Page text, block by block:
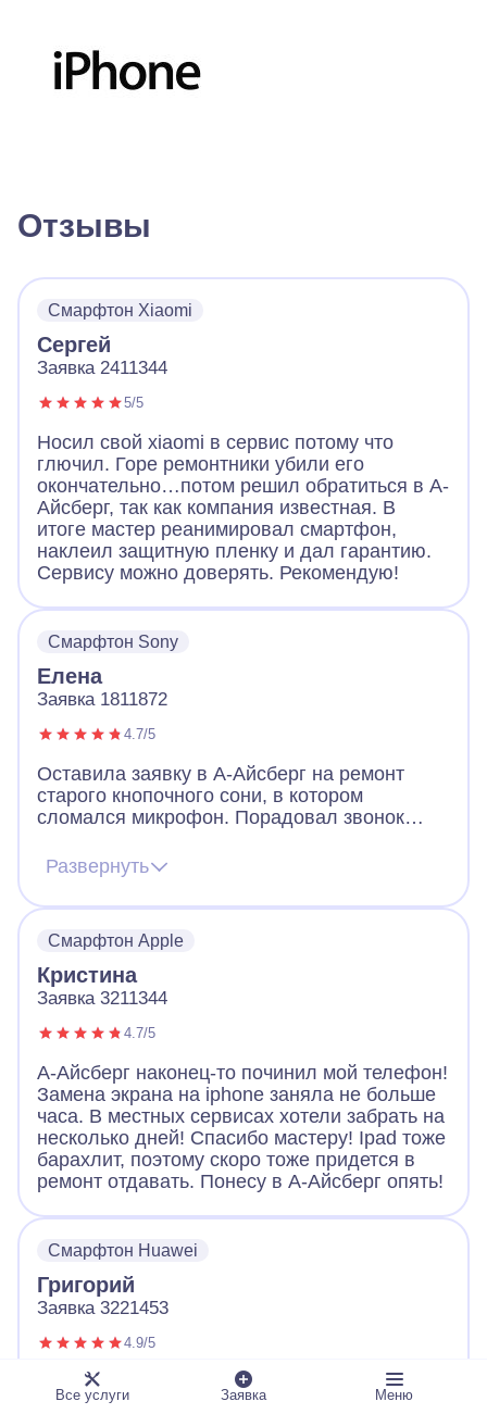
Отзывы
Смарфтон Xiaomi
Сергей
Заявка 2411344
5/5
Носил свой xiaomi в сервис потому что
глючил. Горе ремонтники убили его
окончательно…потом решил обратиться в А-
Айсберг, так как компания известная. В
итоге мастер реанимировал смартфон,
наклеил защитную пленку и дал гарантию.
Сервису можно доверять. Рекомендую!
Смарфтон Sony
Елена
Заявка 1811872
4.7/5
Оставила заявку в А-Айсберг на ремонт
старого кнопочного сони, в котором
сломался микрофон. Порадовал звонок
назначил мастера, договорились, что он
приедет вечером того же дня. Так и
случилось. Мастер разобрал телефон, что-
Большое спасибо!
Развернуть
Смарфтон Apple
Кристина
Заявка 3211344
4.7/5
А-Айсберг наконец-то починил мой телефон!
Замена экрана на iphone заняла не больше
часа. В местных сервисах хотели забрать на
несколько дней! Спасибо мастеру! Ipad тоже
барахлит, поэтому скоро тоже придется в
ремонт отдавать. Понесу в А-Айсберг опять!
Смарфтон Huawei
Григорий
Заявка 3221453
4.9/5
Обращался с неисправным телефоном в А-
Айсберг. Оператор вежливо выслушал и
Все услуги Заявка Меню